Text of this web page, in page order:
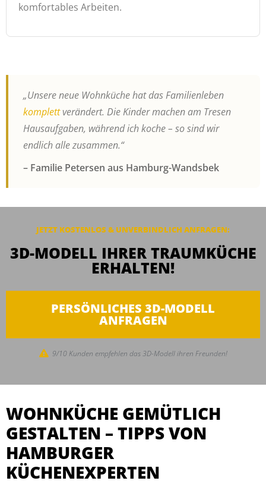
komfortables Arbeiten.
„Unsere neue Wohnküche hat das Familienleben
komplettverändert. Die Kinder machen am Tresen
Hausaufgaben, während ich koche – so sind wir
endlich alle zusammen.“
– Familie Petersen aus Hamburg-Wandsbek
JETZT KOSTENLOS & UNVERBINDLICH ANFRAGEN:
3D-MODELL IHRER TRAUMKÜCHE
ERHALTEN!
PERSÖNLICHES 3D-MODELL
ANFRAGEN
9/10 Kunden empfehlen das 3D-Modell ihren Freunden!
WOHNKÜCHE GEMÜTLICH
GESTALTEN – TIPPS VON
HAMBURGER
KÜCHENEXPERTEN